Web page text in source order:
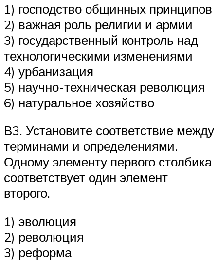
1) господство общинных принципов
2) важная роль религии и армии
3) государственный контроль над
технологическими изменениями
4) урбанизация
5) научно-техническая революция
6) натуральное хозяйство
В3. Установите соответствие между
терминами и определениями.
Одному элементу первого столбика
соответствует один элемент
второго.
1) эволюция
2) революция
3) реформа